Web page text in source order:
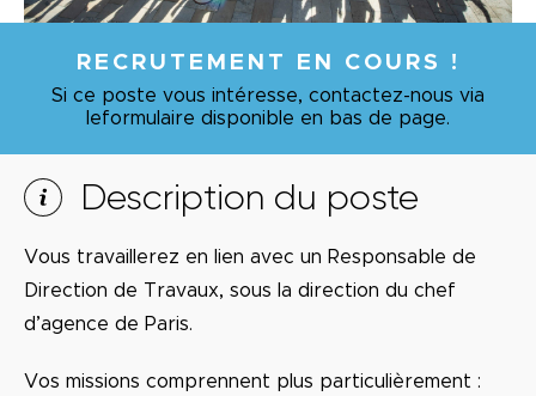
RECRUTEMENT EN COURS !
Si ce poste vous intéresse, contactez-nous via
leformulaire disponible en bas de page.
Description du poste
Vous travaillerez en lien avec un Responsable de
Direction de Travaux, sous la direction du chef
d’agence de Paris.
Vos missions comprennent plus particulièrement :